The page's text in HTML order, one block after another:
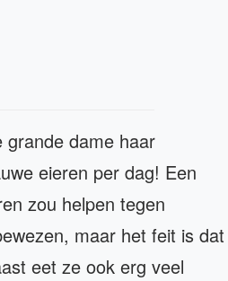
grande dame haar
eieren per dag! Een
zou helpen tegen
maar het feit is dat
eet ze ook erg veel